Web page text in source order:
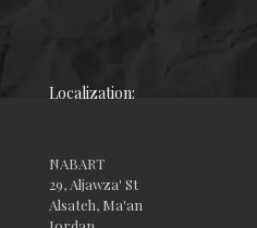
Localization:
NABART
29, Aljawza' St
Alsateh, Ma'an